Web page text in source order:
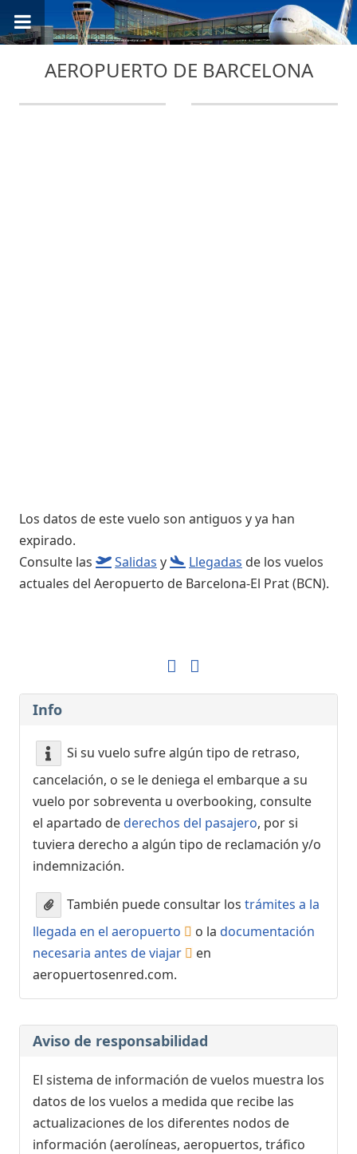
AEROPUERTO DE BARCELONA
Los datos de este vuelo son antiguos y ya han
expirado.
Consulte las
Salidas y Llegadas de los vuelos
actuales del Aeropuerto de Barcelona-El Prat (BCN).
Info
Si su vuelo sufre algún tipo de retraso,
cancelación, o se le deniega el embarque a su
vuelo por sobreventa u overbooking, consulte
el apartado dederechos del pasajero, por si
tuviera derecho a algún tipo de reclamación y/o
indemnización.
También puede consultar los trámites a la
llegada en el aeropuerto
o la documentación
necesaria antes de viajar
en
aeropuertosenred.com.
Aviso de responsabilidad
El sistema de información de vuelos muestra los
datos de los vuelos a medida que recibe las
actualizaciones de los diferentes nodos de
información (aerolíneas, aeropuertos, tráfico